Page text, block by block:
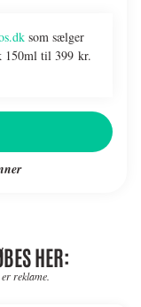
som sælger
150ml til 399 kr.
HER:
reklame.